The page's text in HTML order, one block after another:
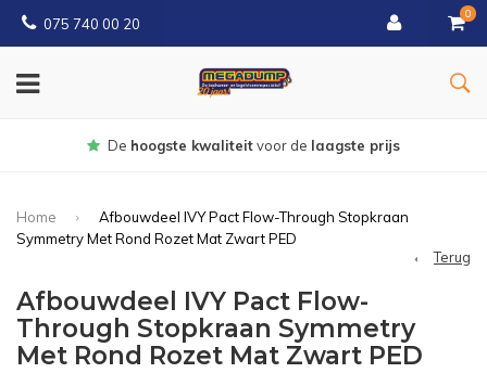
075 740 00 20
0
Gratisbezorgd vanaf € 150
Home
Afbouwdeel IVY Pact Flow-Through Stopkraan
Symmetry Met Rond Rozet Mat Zwart PED
Terug
Afbouwdeel IVY Pact Flow-
Through Stopkraan Symmetry
Met Rond Rozet Mat Zwart PED